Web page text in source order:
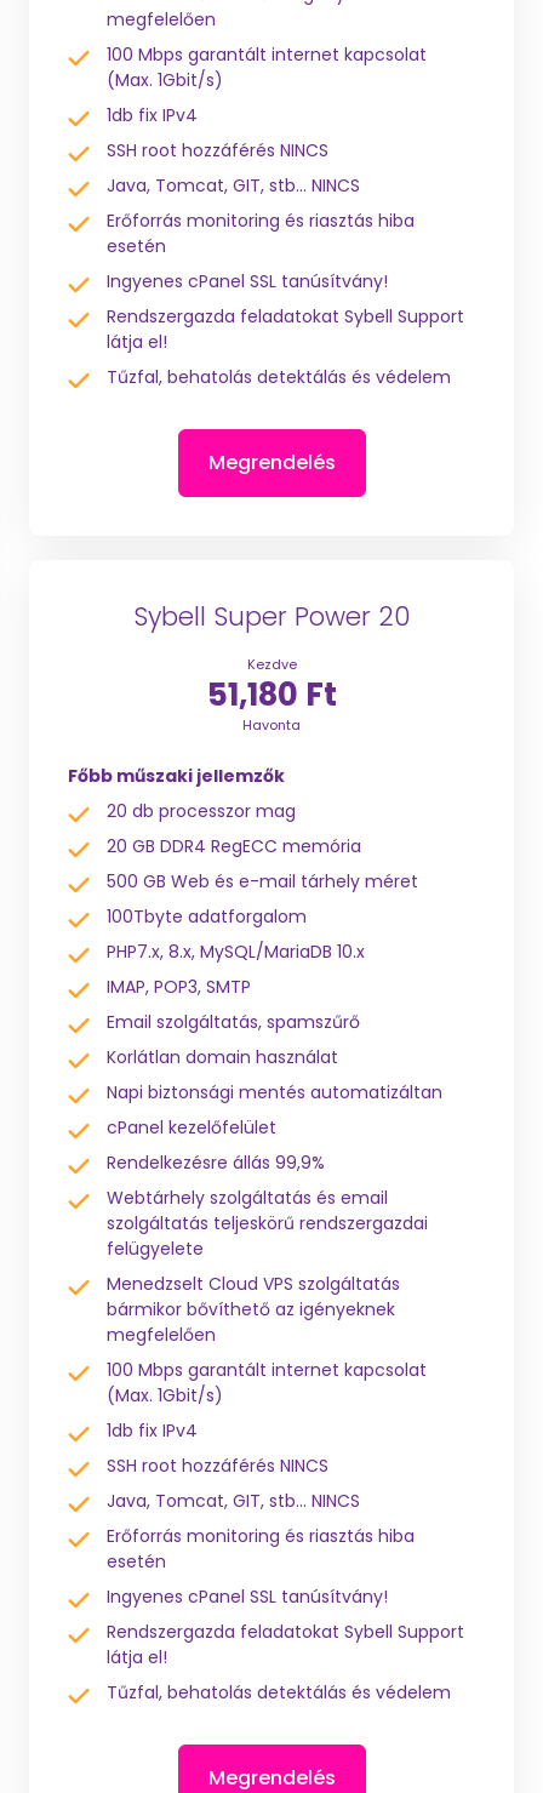
megfelelően
100 Mbps garantált internet kapcsolat
(Max. 1Gbit/s)
1db fix IPv4
SSH root hozzáférés NINCS
Java, Tomcat, GIT, stb... NINCS
Erőforrás monitoring és riasztás hiba
esetén
Ingyenes cPanel SSL tanúsítvány!
Rendszergazda feladatokat Sybell Support
látja el!
Tűzfal, behatolás detektálás és védelem
Megrendelés
Sybell Super Power 20
Kezdve
51,180 Ft
Havonta
Főbb műszaki jellemzők
20 db processzor mag
20 GB DDR4 RegECC memória
500 GB Web és e-mail tárhely méret
100Tbyte adatforgalom
PHP7.x, 8.x, MySQL/MariaDB 10.x
IMAP, POP3, SMTP
Email szolgáltatás, spamszűrő
Korlátlan domain használat
Napi biztonsági mentés automatizáltan
cPanel kezelőfelület
Rendelkezésre állás 99,9%
Webtárhely szolgáltatás és email
szolgáltatás teljeskörű rendszergazdai
felügyelete
Menedzselt Cloud VPS szolgáltatás
bármikor bővíthető az igényeknek
megfelelően
100 Mbps garantált internet kapcsolat
(Max. 1Gbit/s)
1db fix IPv4
SSH root hozzáférés NINCS
Java, Tomcat, GIT, stb... NINCS
Erőforrás monitoring és riasztás hiba
esetén
Ingyenes cPanel SSL tanúsítvány!
Rendszergazda feladatokat Sybell Support
látja el!
Tűzfal, behatolás detektálás és védelem
Megrendelés